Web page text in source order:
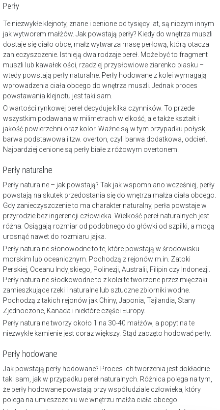
Perły
Te niezwykłe klejnoty, znane i cenione od tysięcy lat, są niczym innym
jak wytworem małżów. Jak powstają perły? Kiedy do wnętrza muszli
dostaje się ciało obce, małż wytwarza masę perłową, którą otacza
zanieczyszczenie. Istnieją dwa rodzaje pereł. Może być to fragment
muszli lub kawałek ości, rzadziej przysłowiowe ziarenko piasku –
wtedy powstają perły naturalne. Perły hodowane z kolei wymagają
wprowadzenia ciała obcego do wnętrza muszli. Jednak proces
powstawania klejnotu jest taki sam.
O wartości rynkowej pereł decyduje kilka czynników. To przede
wszystkim podawana w milimetrach wielkość, ale także kształt i
jakość powierzchni oraz kolor. Ważne są w tym przypadku połysk,
barwa podstawowa i tzw. overton, czyli barwa dodatkowa, odcień.
Najbardziej cenione są perły białe z różowym overtonem.
Perły naturalne
Perły naturalne – jak powstają? Tak jak wspomniano wcześniej, perły
powstają na skutek przedostania się do wnętrza małża ciała obcego.
Gdy zanieczyszczenie to ma charakter naturalny, perła powstaje w
przyrodzie bez ingerencji człowieka. Wielkość pereł naturalnych jest
różna. Osiągają rozmiar od podobnego do główki od szpilki, a mogą
urosnąć nawet do rozmiaru jajka.
Perły naturalne słonowodne to te, które powstają w środowisku
morskim lub oceanicznym. Pochodzą z rejonów m.in. Zatoki
Perskiej, Oceanu Indyjskiego, Polinezji, Australii, Filipin czy Indonezji.
Perły naturalne słodkowodne to z kolei te tworzone przez mięczaki
zamieszkujące rzeki i naturalne lub sztuczne zbiorniki wodne.
Pochodzą z takich rejonów jak Chiny, Japonia, Tajlandia, Stany
Zjednoczone, Kanada i niektóre części Europy.
Perły naturalne tworzy około 1 na 30-40 małżów, a popyt na te
niezwykłe kamienie jest coraz większy. Stąd zaczęto hodować perły.
Perły hodowane
Jak powstają perły hodowane? Proces ich tworzenia jest dokładnie
taki sam, jak w przypadku pereł naturalnych. Różnica polega na tym,
że perły hodowane powstają przy współudziale człowieka, który
polega na umieszczeniu we wnętrzu małża ciała obcego.